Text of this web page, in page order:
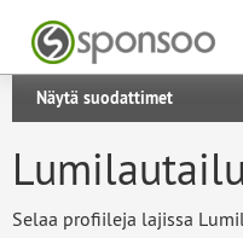
Näytä suodattimet
Selaa profiileja lajissa